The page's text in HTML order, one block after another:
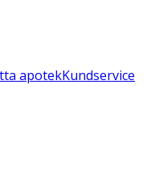
apotekKundservice